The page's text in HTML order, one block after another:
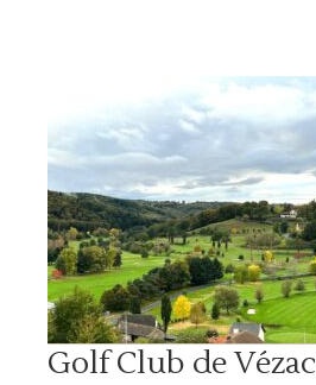
Golf Club de Vézac